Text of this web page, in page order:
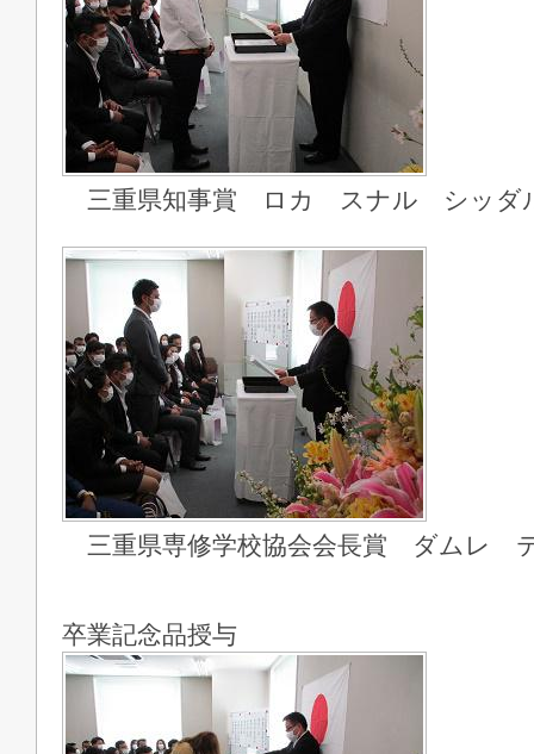
三重県知事賞 ロカ スナル シッダ
三重県専修学校協会会長賞 ダムレ
卒業記念品授与